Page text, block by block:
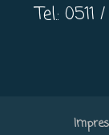
Tel.: 0511